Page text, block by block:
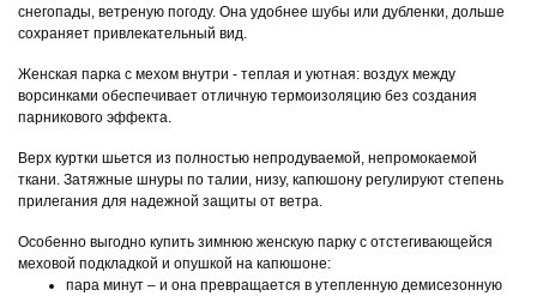
снегопады, ветреную погоду. Она удобнее шубы или дубленки, дольше
сохраняет привлекательный вид.
Женская парка с мехом внутри - теплая и уютная: воздух между
ворсинками обеспечивает отличную термоизоляцию без создания
парникового эффекта.
Верх куртки шьется из полностью непродуваемой, непромокаемой
ткани. Затяжные шнуры по талии, низу, капюшону регулируют степень
прилегания для надежной защиты от ветра.
Особенно выгодно купить зимнюю женскую парку с отстегивающейся
меховой подкладкой и опушкой на капюшоне:
пара минут – и она превращается в утепленную демисезонную